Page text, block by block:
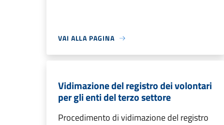
VAI ALLA PAGINA
Vidimazione del registro dei volontari
per gli enti del terzo settore
Procedimento di vidimazione del registro